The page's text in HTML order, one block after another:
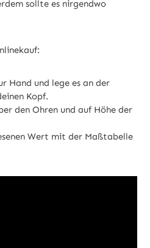
sollte es nirgendwo
Hand und lege es an der
Kopf.
den Ohren und auf Höhe der
Wert mit der Maßtabelle